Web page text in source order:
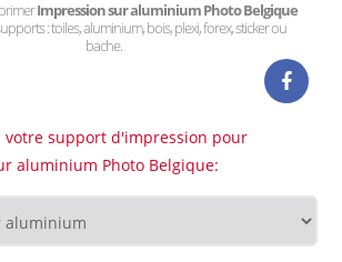
Impression sur aluminium Photo Belgique
: toiles, aluminium, bois, plexi, forex, sticker ou
bache.
votre support d'impression pour
aluminium Photo Belgique: